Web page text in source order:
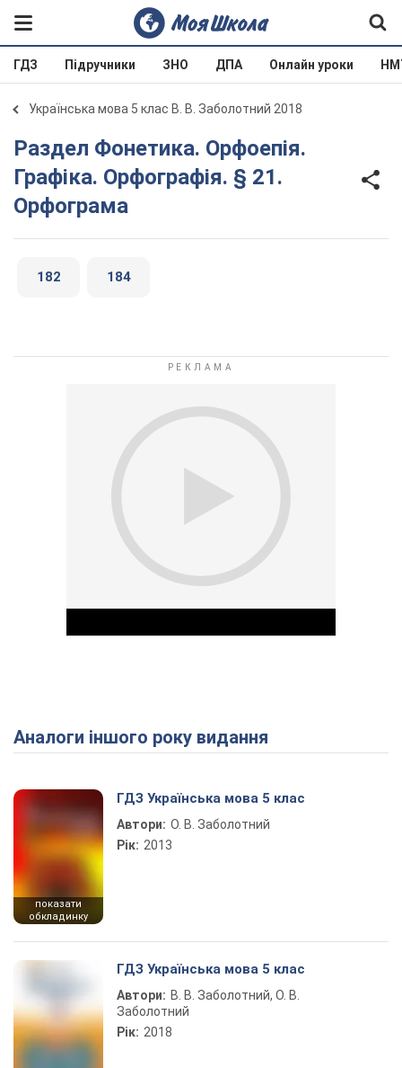
ГДЗ Підручники ЗНО ДПА Онлайн уроки
Українська мова 5 клас В. В. Заболотний 2018
Раздел Фонетика. Орфоепія.
Графіка. Орфографія. § 21.
Орфограма
182 184
Play Video
Аналоги іншого року видання
показати
обкладинку
ГДЗ Українська мова 5 клас
Автори: О. В. Заболотний
Рік: 2013
ГДЗ Українська мова 5 клас
Автори: В. В. Заболотний, О. В.
Заболотний
Рік: 2018